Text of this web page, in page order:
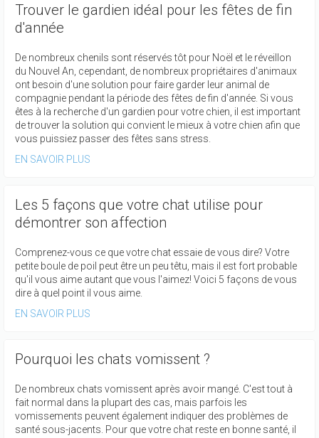
Trouver le gardien idéal pour les fêtes de fin
d'année
De nombreux chenils sont réservés tôt pour Noël et le réveillon
du Nouvel An, cependant, de nombreux propriétaires d'animaux
ont besoin d'une solution pour faire garder leur animal de
compagnie pendant la période des fêtes de fin d'année. Si vous
êtes à la recherche d'un gardien pour votre chien, il est important
de trouver la solution qui convient le mieux à votre chien afin que
vous puissiez passer des fêtes sans stress.
EN SAVOIR PLUS
Les 5 façons que votre chat utilise pour
démontrer son affection
Comprenez-vous ce que votre chat essaie de vous dire? Votre
petite boule de poil peut être un peu têtu, mais il est fort probable
qu'il vous aime autant que vous l'aimez! Voici 5 façons de vous
dire à quel point il vous aime.
EN SAVOIR PLUS
Pourquoi les chats vomissent ?
De nombreux chats vomissent après avoir mangé. C'est tout à
fait normal dans la plupart des cas, mais parfois les
vomissements peuvent également indiquer des problèmes de
santé sous-jacents. Pour que votre chat reste en bonne santé, il